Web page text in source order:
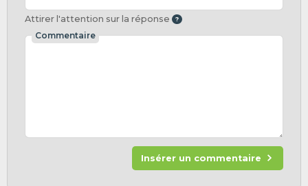
Attirer l'attention sur la réponse
Commentaire
Insérer un commentaire